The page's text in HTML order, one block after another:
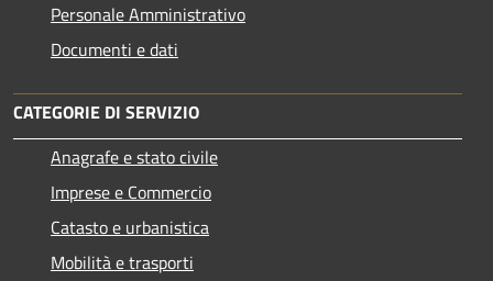
Personale Amministrativo
Documenti e dati
CATEGORIE DI SERVIZIO
Anagrafe e stato civile
Imprese e Commercio
Catasto e urbanistica
Mobilità e trasporti